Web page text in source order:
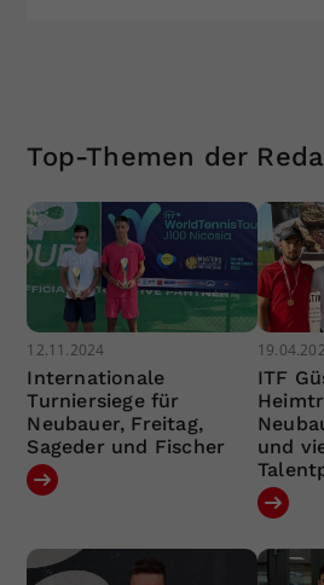
Top-Themen der
12.11.2024
Internationale
Turniersiege für
Neubauer, Freitag,
Sageder und Fischer
ITF
und